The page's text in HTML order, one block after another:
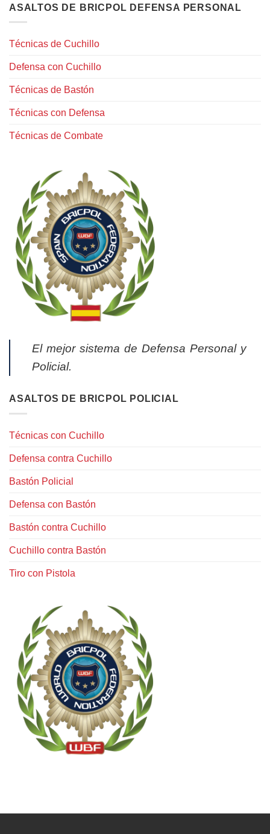
ASALTOS DE BRICPOL DEFENSA PERSONAL
Técnicas de Cuchillo
Defensa con Cuchillo
Técnicas de Bastón
Técnicas con Defensa
Técnicas de Combate
El mejor sistema de Defensa Personal y
Policial.
ASALTOS DE BRICPOL POLICIAL
Técnicas con Cuchillo
Defensa contra Cuchillo
Bastón Policial
Defensa con Bastón
Bastón contra Cuchillo
Cuchillo contra Bastón
Tiro con Pistola